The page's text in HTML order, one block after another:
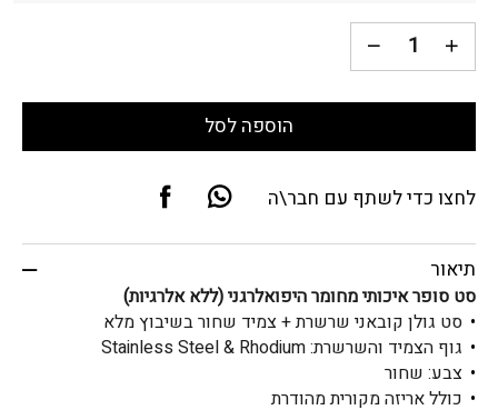
הוספה לסל
לחצו כדי לשתף עם חבר\ה
תיאור
סט סופר איכותי מחומר היפואלרגני (ללא אלרגיות)
סט גולן קובאני שרשרת + צמיד שחור בשיבוץ מלא
גוף הצמיד והשרשרת: Stainless Steel & Rhodium
צבע: שחור
כולל אריזה מקורית מהודרת